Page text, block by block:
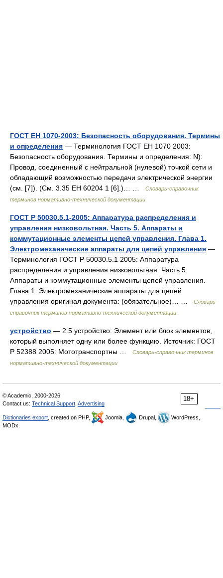
ГОСТ ЕН 1070-2003: Безопасность оборудования. Термины
и определения — Терминология ГОСТ ЕН 1070 2003:
Безопасность оборудования. Термины и определения: N):
Провод, соединенный с нейтральной (нулевой) точкой сети и
обладающий возможностью передачи электрической энергии
(см. [7]). (См. 3.35 ЕН 60204 1 [6].)… …
Словарь-справочник
терминов нормативно-технической документации
ГОСТ Р 50030.5.1-2005: Аппаратура распределения и
управления низковольтная. Часть 5. Аппараты и
коммутационные элементы цепей управления. Глава 1.
Электромеханические аппараты для цепей управления —
Терминология ГОСТ Р 50030.5.1 2005: Аппаратура
распределения и управления низковольтная. Часть 5.
Аппараты и коммутационные элементы цепей управления.
Глава 1. Электромеханические аппараты для цепей
управления оригинал документа: (обязательное)… …
Словарь-
справочник терминов нормативно-технической документации
устройство — 2.5 устройство: Элемент или блок элементов,
который выполняет одну или более функцию. Источник: ГОСТ
Р 52388 2005: Мототранспортны …
Словарь-справочник терминов
нормативно-технической документации
18+
© Academic, 2000-2026
Contact us: Technical Support Advertising
Dictionaries export , created on PHP, Joomla, Drupal,
WordPress,
MODx.